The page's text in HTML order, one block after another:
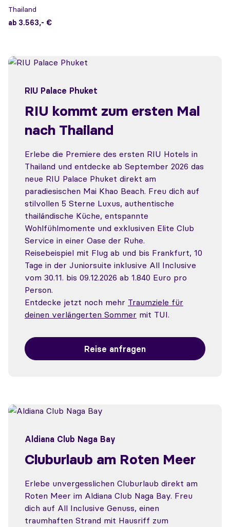
Thailand
ab 3.563,- €
RIU Palace Phuket
RIU kommt zum ersten Mal
nach Thailand
Erlebe die Premiere des ersten RIU Hotels in
Thailand und entdecke ab September 2026 das
neue RIU Palace Phuket direkt am
paradiesischen Mai Khao Beach. Freu dich auf
stilvollen 5 Sterne Luxus, authentische
thailändische Küche, entspannte
Wohlfühlmomente und exklusiven Elite Club
Service in einer Oase der Ruhe.
Reisebeispiel mit Flug ab und bis Frankfurt, 10
Tage in der Juniorsuite inklusive All Inclusive
vom 30.11. bis 09.12.2026 ab 1.840 Euro pro
Person.
Entdecke jetzt noch mehr Traumziele für
deinen verlängerten Sommer mit TUI.
Reise anfragen
Aldiana Club Naga Bay
Cluburlaub am Roten Meer
Erlebe unvergesslichen Cluburlaub direkt am
Roten Meer im Aldiana Club Naga Bay. Freu
dich auf All Inclusive Genuss, einen
traumhaften Strand mit Hausriff zum